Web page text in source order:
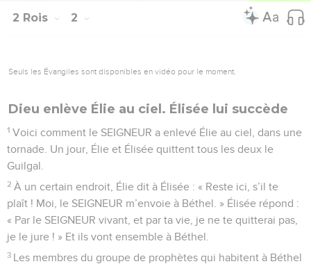
2 Rois 2
Seuls les Évangiles sont disponibles en vidéo pour le moment.
Dieu enlève Élie au ciel. Élisée lui succède
1 Voici comment le SEIGNEUR a enlevé Élie au ciel, dans une
tornade. Un jour, Élie et Élisée quittent tous les deux le
Guilgal.
2 À un certain endroit, Élie dit à Élisée : « Reste ici, s’il te
plaît ! Moi, le SEIGNEUR m’envoie à Béthel. » Élisée répond :
« Par le SEIGNEUR vivant, et par ta vie, je ne te quitterai pas,
je le jure ! » Et ils vont ensemble à Béthel.
3 Les membres du groupe de prophètes qui habitent à Béthel